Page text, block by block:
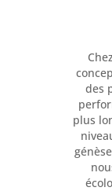
des
plus